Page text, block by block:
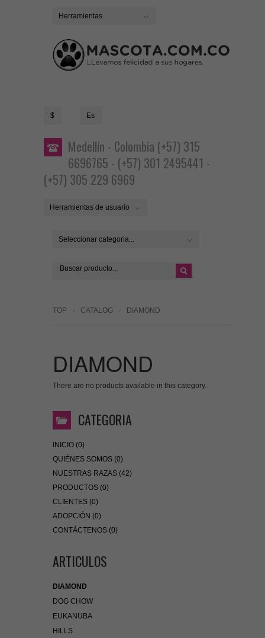
Herramientas
$ Es
Medellín - Colombia (+57) 315
6696765 - (+57) 301 2495441 -
(+57) 305 229 6969
Herramientas de usuario
Seleccionar categoria...
TOP CATALOG DIAMOND
DIAMOND
There are no products available in this category.
CATEGORIA
INICIO (0)
QUIÉNES SOMOS (0)
NUESTRAS RAZAS (42)
PRODUCTOS (0)
CLIENTES (0)
ADOPCIÓN (0)
CONTÁCTENOS (0)
ARTICULOS
DIAMOND
DOG CHOW
EUKANUBA
HILLS